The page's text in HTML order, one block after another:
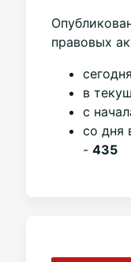
правовых
в
с
со дня
- 435